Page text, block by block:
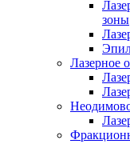
зоны
Лазерное